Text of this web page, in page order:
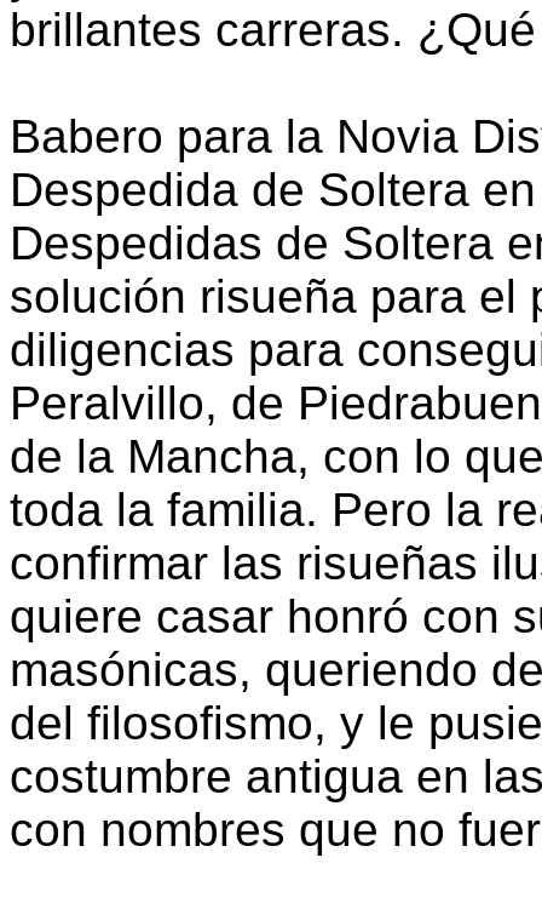
brillantes carreras.
Babero para la Novia
Despedida de Soltera
Despedidas de Soltera
solución risueña para el
diligencias para
Peralvillo, de
de la Mancha, con lo
toda la familia. Pero la
confirmar las risueñas
quiere casar honró con
masónicas, queriendo
del filosofismo, y le
costumbre antigua en
con nombres que no